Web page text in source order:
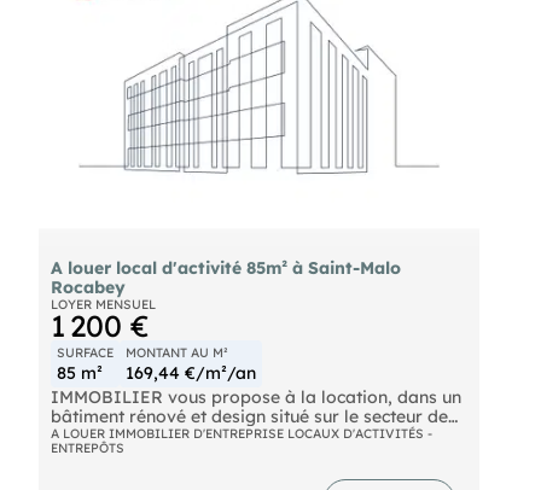
A louer local d'activité 85m² à Saint-Malo
Rocabey
LOYER MENSUEL
1 200 €
SURFACE
85 m²
MONTANT AU M²
169,44 €/m²/an
IMMOBILIER vous propose à la location, dans un
bâtiment rénové et design situé sur le secteur de
ROCABEY. Des locaux à usage professionnel ou
commercial brut de béton, avec une belle hauteur
sous plafond, une entrée individuelle, idéale pour
A LOUER IMMOBILIER D'ENTREPRISE LOCAUX D'ACTIVITÉS -
ENTREPÔTS